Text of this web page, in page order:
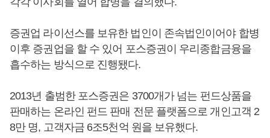
증권업 라이선스를 보유한 법인이 존속법인이어야 합병
이후 증권업을 할 수 있어 포스증권이 우리종합금융을
흡수하는 방식으로 진행됐다.
2013년 출범한 포스증권은 3700개가 넘는 펀드상품을
판매하는 온라인 펀드 판매 전문 플랫폼으로 개인고객 2
8만 명, 고객자금 6조5천억 원을 보유했다.